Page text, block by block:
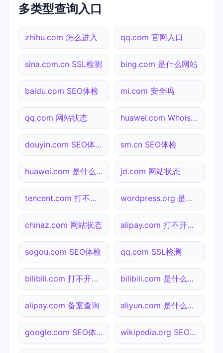
多类型查询入口
zhihu.com 怎么进入 qq.com 官网入口
sina.com.cn SSL检测 bing.com 是什么网站
baidu.com SEO体检 mi.com 安全吗
qq.com 网站状态 huawei.com Whois查询
douyin.com SEO体检 sm.cn SEO体检
huawei.com 是什么网站 jd.com 网站状态
tencent.com 打不开检测 wordpress.org 是什么网站
chinaz.com 网站状态 alipay.com 打不开检测
sogou.com SEO体检 qq.com SSL检测
bilibili.com 打不开检测 bilibili.com 是什么网站
alipay.com 备案查询 aliyun.com 是什么网站
google.com SEO体检 wikipedia.org SEO体检